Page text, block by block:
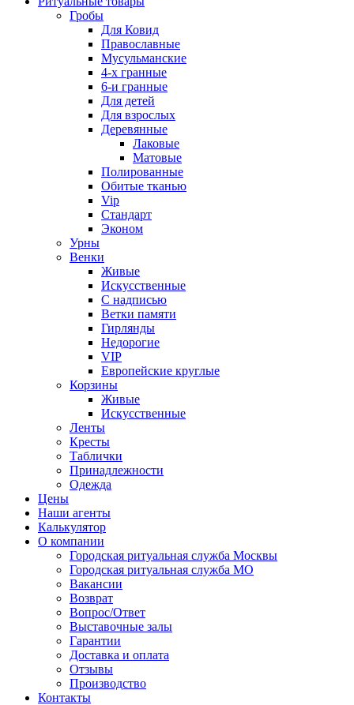
Гробы
Для Ковид
Православные
Мусульманские
4-х гранные
6-и гранные
Для детей
Для взрослых
Деревянные
Лаковые
Матовые
Полированные
Обитые тканью
Vip
Стандарт
Эконом
Урны
Венки
Живые
Искусственные
С надписью
Ветки памяти
Гирлянды
Недорогие
VIP
Европейские круглые
Корзины
Живые
Искусственные
Ленты
Кресты
Таблички
Принадлежности
Одежда
Цены
Наши агенты
Калькулятор
О компании
Городская ритуальная служба Москвы
Городская ритуальная служба МО
Вакансии
Возврат
Вопрос/Ответ
Выставочные залы
Гарантии
Доставка и оплата
Отзывы
Производство
Контакты